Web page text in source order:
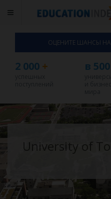
ОЦЕНИТЕ ШАНСЫ
2 000 + в 500
University of